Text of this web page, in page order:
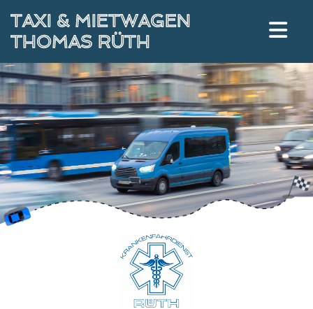
TAXI & MIETWAGEN
THOMAS RÜTH